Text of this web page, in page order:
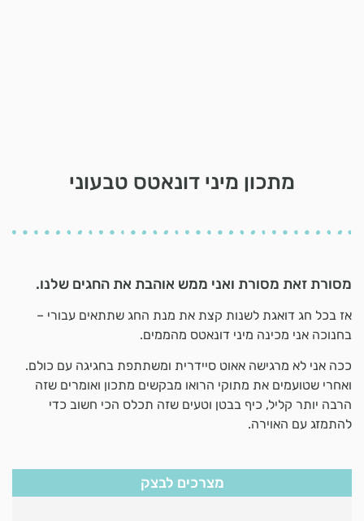
מתכון מיני דונאטס טבעוני
מסורת זאת מסורת ואני ממש אוהבת את החגים שלנו.
אז בכל חג דואגת לשנות קצת את מנת החג שתתאים עבורי –
בחנוכה אני מכינה מיני דונאטס מהממים.
ככה אני לא מרגישה אאוט סיידרית ומשתתפת בחגיגה עם כולם.
ואחרי שטועמים את מתוקי הרואו מבקשים מתכון ואומרים שזה
הרבה יותר קליל, כיף בבטן וטעים שזה תכלס הכי חשוב כדי
להתמזג עם האוירה.
מצרכים לבצק